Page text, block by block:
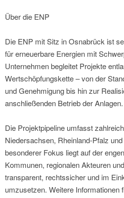
Über die ENP
Die ENP mit Sitz in Osnabrück ist
für erneuerbare Energien mit
Unternehmen begleitet Projekte
Wertschöpfungskette – von der
und Genehmigung bis hin zur
anschließenden Betrieb der Anlagen.
Die Projektpipeline umfasst
Niedersachsen, Rheinland-Pfalz
besonderer Fokus liegt auf der
Kommunen, regionalen Akteuren
transparent, rechtssicher und im
umzusetzen. Weitere Informationen